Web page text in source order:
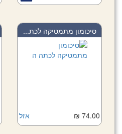
סיכומון מתמטיקה לכת...
אזל 74.00 ₪